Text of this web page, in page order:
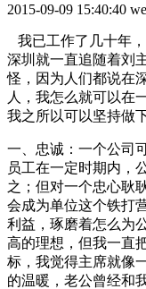
2015-09-09 15:40:40
我已工作了几十年
深圳就一直追随着刘
怪，因为人们都说在
人，我怎么就可以在
我之所以可以坚持做
一、忠诚：一个公司
员工在一定时期内，
之；但对一个忠心耿
会成为单位这个铁打
利益，琢磨着怎么为
高的理想，但我一直
标，我觉得主席就像
的温暖，老公曾经和